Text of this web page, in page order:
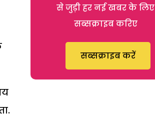
से जुड़ी हर नई खबर के लिए
सब्सक्राइब करिए
सब्सक्राइब करें